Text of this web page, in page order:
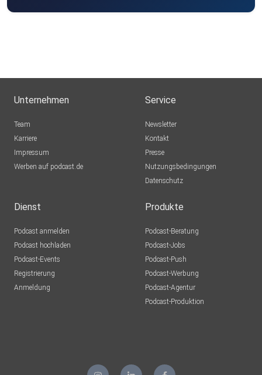
Unternehmen
Team
Karriere
Impressum
Werben auf podcast.de
Service
Newsletter
Kontakt
Presse
Nutzungsbedingungen
Datenschutz
Dienst
Podcast anmelden
Podcast hochladen
Podcast-Events
Registrierung
Anmeldung
Produkte
Podcast-Beratung
Podcast-Jobs
Podcast-Push
Podcast-Werbung
Podcast-Agentur
Podcast-Produktion